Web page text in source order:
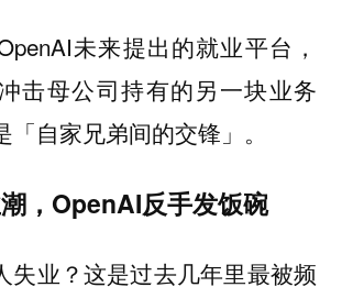
未来提出的就业平台，
击母公司持有的另一块业务
自家兄弟间的交锋」。
，OpenAI反手发饭碗
失业？这是过去几年里最被频